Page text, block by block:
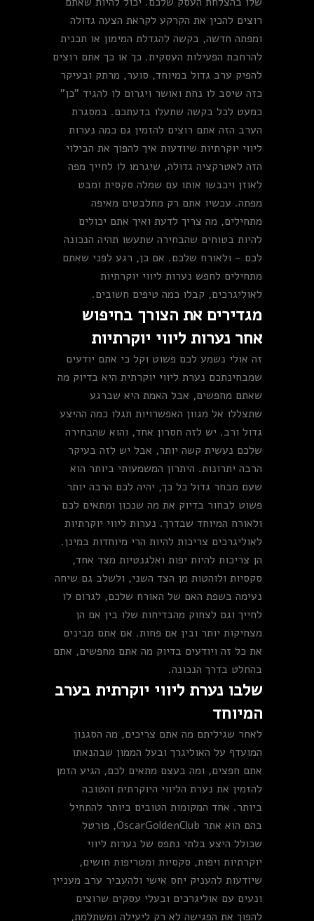
רוצים להכין את הקרקע לקראת הצעה גדולה
ומפתה חדשה, בקשה להגדלת המימון או תכנית
להרחבת הפעילות העסקית. כך או כך אתם רוצים
להפיק ערב גדול במיוחד, סוער, מרתק ובעיקר
כזה שיסב לו נחת ואושר ויגרום לו להגיד "כן"
כמעט לכל בקשה שתעלו בדעתכם. במסגרת
הערב הזה אתם רוצים להזמין גם כמה נערות
ליווי יוקרתיות שיודעות איך להפוך את הבילוי
הזה לאטרקציה גדולה, שיגרמו לו לחייך מפה
לאוזן ויכבשו אותו עם שמלה סקסית ומבט
מפתה. עכשיו אתם רק מתלבטים מאיפה
מתחילים, מה צריך לדעת ואיך אתם יכולים
להיות בטוחים שהבחירה שתעשו תהיה הנכונה
לכם – ולאורח שלכם. אם כן, רגע לפני שאתם
מתחילים לחפש נערות ליווי יוקרתיות
לאוליגרכים, קבלו כמה טיפים חשובים.
מגדירים את הצורך בחיפוש
אחר נערות ליווי יוקרתיות
זה אולי נשמע לכם פשוט וקל כי אתם יודעים
שמבחינתכם נערת ליווי יוקרתית היא בדיוק מה
שאתם מחפשים, אבל האמת היא שברגע
שתצללו אל מגוון האפשרויות תגלו כמה ההיצע
גדול ורב. יש לזה חסרון אחד, והוא שהבחירה
שלכם נעשית קשה יותר, אבל יש לזה בעיקר
הרבה יתרונות. היתרון המשמעותי ביותר הוא
שעם מבחר גדול כל כך, יהיה לכם הרבה יותר
פשוט לבחור בדיוק את מה שנכון ומתאים לכם
ולאורח המיוחד שבדרך. נערות ליווי יוקרתיות
לאוליגרכים צריכות להיות הרי מיוחדות במינן.
הן צריכות להיות יפות ואלגנטיות מצד אחד,
סקסיות ולוהטות מן הצד השני, ולשלב גם שיחה
נעימה בשפת האם של האורח שלכם, לגרום לו
לחייך וגם לצחוק מהבדיחות שלו בין אם הן
מצחיקות יותר ובין אם פחות. אם אתם מבינים
את כל זה ויודעים בדיוק מה אתם מחפשים, אתם
בהחלט בדרך הנכונה.
שלבו נערת ליווי יוקרתית בערב
המיוחד
לאחר שגיליתם מה אתם צריכים, מה הסגנון
המועדף על האוליגרך ובעל הממון שבהנאתו
אתם חפצים, ומה בעצם מתאים לכם, הגיע הזמן
להזמין את נערת הליווי היוקרתית והטובה
ביותר. אחד המקומות הטובים ביותר להתחיל
בהם הוא אתר OscarGoldenClub, פורטל
שכולל היצע בלתי נתפס של נערות ליווי
יוקרתיות ויפות, סקסיות ומטריפות חושים,
שיודעות להעניק יחס אישי ולהעביר ערב מעניין
ונעים עם אוליגרכים ובעלי עסקים שרוצים
להפוך את הפגישה לא רק ליעילה ומשתלמת,